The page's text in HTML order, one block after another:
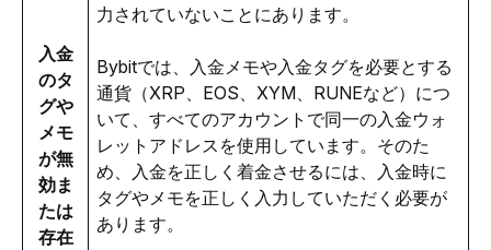
入金
のタ
グや
メモ
が無
効ま
たは
存在
力されていないことにあります。
Bybitでは、入金メモや入金タグを必要とする
通貨（XRP、EOS、XYM、RUNEなど）につ
いて、すべてのアカウントで同一の入金ウォ
レットアドレスを使用しています。そのた
め、入金を正しく着金させるには、入金時に
タグやメモを正しく入力していただく必要が
あります。